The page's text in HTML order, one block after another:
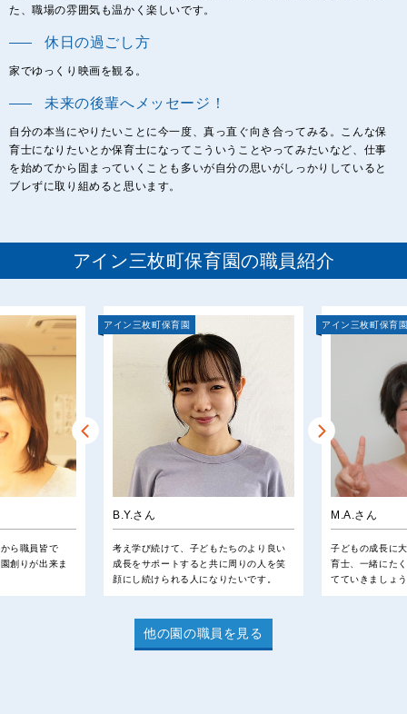
た、職場の雰囲気も温かく楽しいです。
休日の過ごし方
家でゆっくり映画を観る。
未来の後輩へメッセージ！
自分の本当にやりたいことに今一度、真っ直ぐ向き合ってみる。こんな保
育士になりたいとか保育士になってこういうことやってみたいなど、仕事
を始めてから固まっていくことも多いが自分の思いがしっかりしていると
ブレずに取り組めると思います。
アイン三枚町保育園の職員紹介
ら職員皆で
創りが出来ま
アイン三枚町保育園
B.Y.さん
考え学び続けて、子どもたちのより良い
成長をサポートすると共に周りの人を笑
顔にし続けられる人になりたいです。
アイン三枚町保育
M.A.さん
子どもの成長に
育士、一緒にた
てていきましょ
他の園の職員を見る